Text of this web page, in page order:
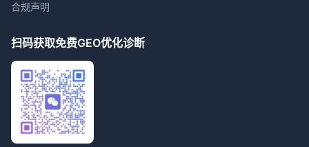
合规声明
扫码获取免费GEO优化诊断